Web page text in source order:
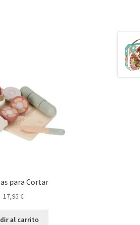
para Cortar
17,95€
al carrito